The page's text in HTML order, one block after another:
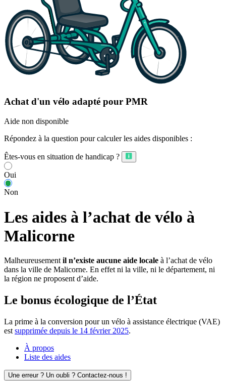
Achat d'un vélo adapté pour PMR
Aide non disponible
Répondez à la question pour calculer les aides disponibles :
Êtes-vous en situation de handicap ?
Oui
Non
Les aides à l’achat de vélo à
Malicorne
Malheureusement il n’existe aucune aide locale à l’achat de vélo
dans la ville de Malicorne. En effet ni la ville, ni le département, ni
la région ne proposent d’aide.
Le bonus écologique de l’État
La prime à la conversion pour un vélo à assistance électrique (VAE)
est supprimée depuis le 14 février 2025.
À propos
Liste des aides
Une erreur ? Un oubli ? Contactez-nous !